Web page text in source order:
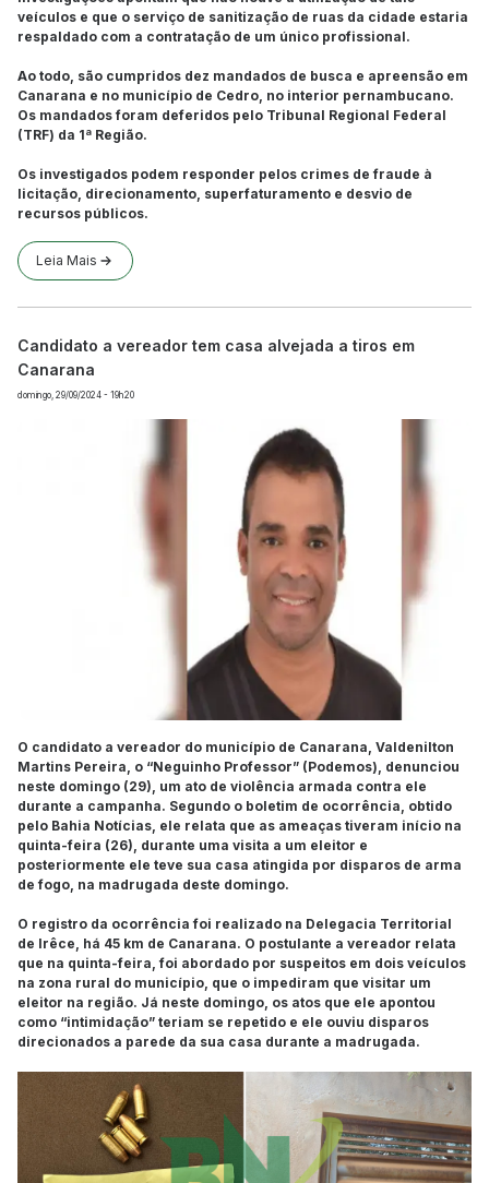
veículos e que o serviço de sanitização de ruas da cidade estaria
respaldado com a contratação de um único profissional.
Ao todo, são cumpridos dez mandados de busca e apreensão em
Canarana e no município de Cedro, no interior pernambucano.
Os mandados foram deferidos pelo Tribunal Regional Federal
(TRF) da 1ª Região.
Os investigados podem responder pelos crimes de fraude à
licitação, direcionamento, superfaturamento e desvio de
recursos públicos.
Leia Mais
Candidato a vereador tem casa alvejada a tiros em
Canarana
domingo, 29/09/2024 - 19h20
O candidato a vereador do município de Canarana, Valdenilton
Martins Pereira, o “Neguinho Professor” (Podemos), denunciou
neste domingo (29), um ato de violência armada contra ele
durante a campanha. Segundo o boletim de ocorrência, obtido
pelo Bahia Notícias, ele relata que as ameaças tiveram início na
quinta-feira (26), durante uma visita a um eleitor e
posteriormente ele teve sua casa atingida por disparos de arma
de fogo, na madrugada deste domingo.
O registro da ocorrência foi realizado na Delegacia Territorial
de Irêce, há 45 km de Canarana. O postulante a vereador relata
que na quinta-feira, foi abordado por suspeitos em dois veículos
na zona rural do município, que o impediram que visitar um
eleitor na região. Já neste domingo, os atos que ele apontou
como “intimidação” teriam se repetido e ele ouviu disparos
direcionados a parede da sua casa durante a madrugada.